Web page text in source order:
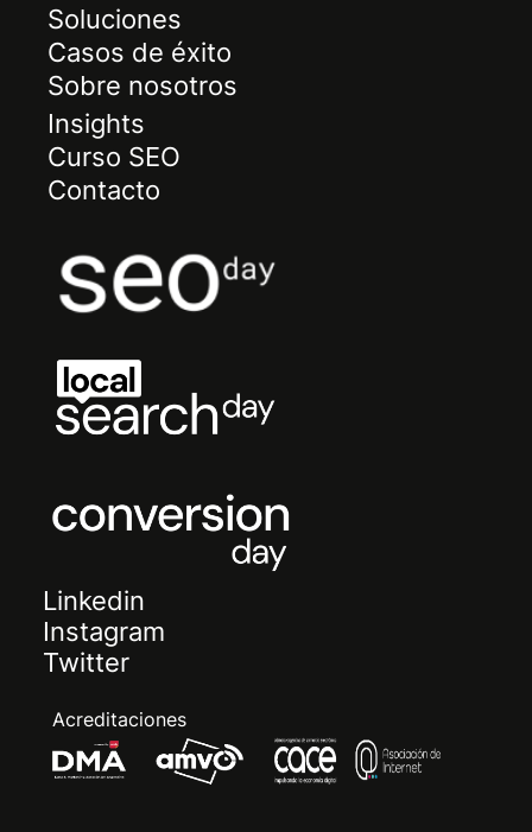
Soluciones
Casos de éxito
Sobre nosotros
Insights
Curso SEO
Contacto
Linkedin
Instagram
Twitter
Acreditaciones